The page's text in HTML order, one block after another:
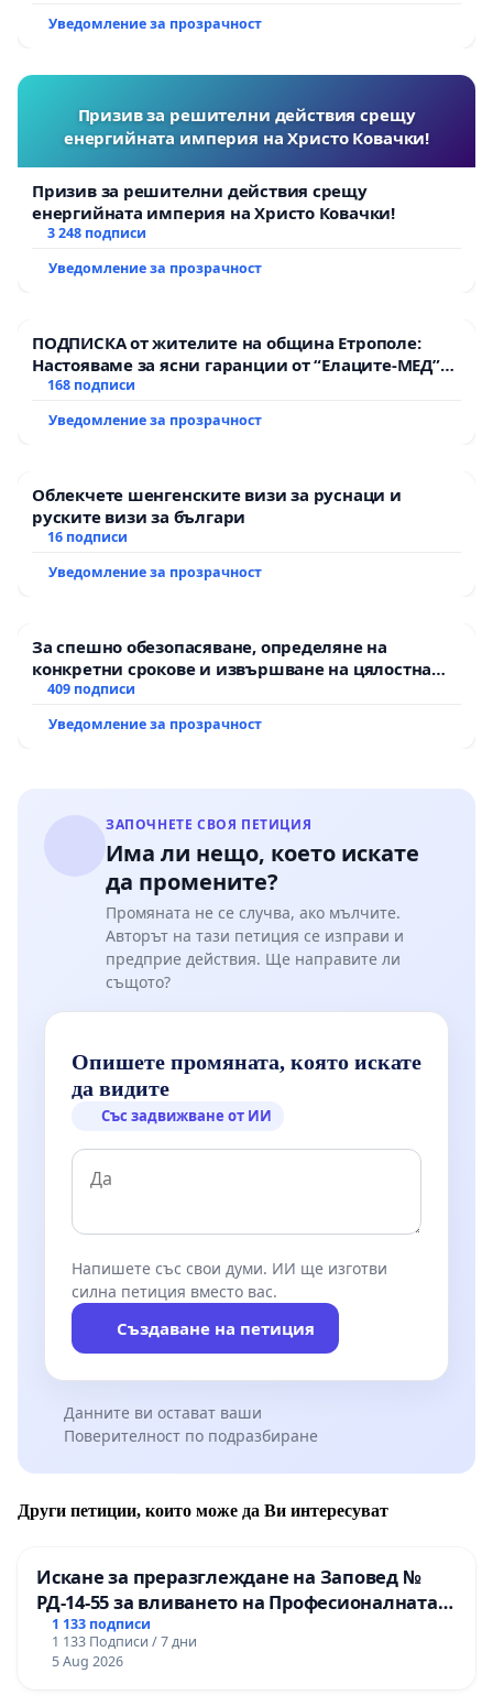
Уведомление за прозрачност
Призив за решителни действия срещу
енергийната империя на Христо Ковачки!
Призив за решителни действия срещу
енергийната империя на Христо Ковачки!
3 248 подписи
Уведомление за прозрачност
ПОДПИСКА от жителите на община Етрополе:
Настояваме за ясни гаранции от “Елаците-МЕД”
АД и от държавата, че ще се изпълнят всички
168 подписи
Уведомление за прозрачност
Облекчете шенгенските визи за руснаци и
руските визи за българи
16 подписи
Уведомление за прозрачност
За спешно обезопасяване, определяне на
конкретни срокове и извършване на цялостна
рехабилитация на републиканския път между
Мирово - к.к. Момин проход
409 подписи
Уведомление за прозрачност
ЗАПОЧНЕТЕ СВОЯ ПЕТИЦИЯ
Има ли нещо, което искате
да промените?
Промяната не се случва, ако мълчите.
Авторът на тази петиция се изправи и
предприе действия. Ще направите ли
същото?
Опишете промяната, която искате
да видите
Със задвижване от ИИ
Напишете със свои думи. ИИ ще изготви
силна петиция вместо вас.
Създаване на петиция
Данните ви остават ваши
Поверителност по подразбиране
Други петиции, които може да Ви интересуват
Искане за преразглеждане на Заповед №
РД-14-55 за вливането на Професионалната
гимназия по промишлени технологии в
Професионалната гимназия по икономика и
мениджмънт – гр. Пазарджик
1 133 подписи
1 133 Подписи / 7 дни
5 Aug 2026